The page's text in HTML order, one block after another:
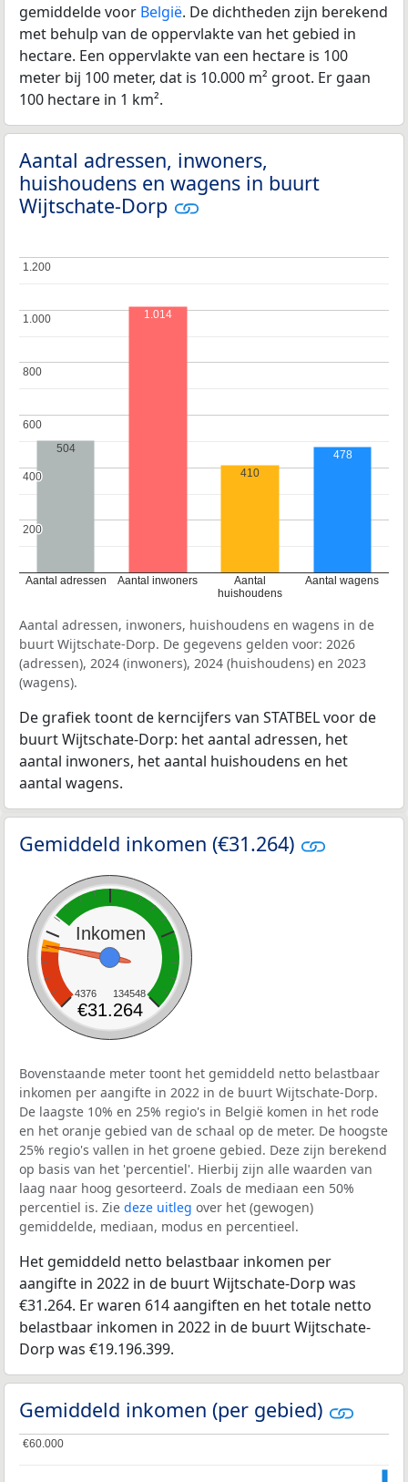
gemiddelde voor België. De dichtheden zijn berekend
met behulp van de oppervlakte van het gebied in
hectare. Een oppervlakte van een hectare is 100
meter bij 100 meter, dat is 10.000 m² groot. Er gaan
100 hectare in 1 km².
Aantal adressen, inwoners,
huishoudens en wagens in buurt
Wijtschate-Dorp
Aantal adressen Aantal inwoners
Aantal
huishoudens
Aantal wagens
200
200
400
400
600
600
800
800
1.000
1.000
1.200
1.200
504
1.014
410
478
Aantal adressen, inwoners, huishoudens en wagens in de
buurt Wijtschate-Dorp. De gegevens gelden voor: 2026
(adressen), 2024 (inwoners), 2024 (huishoudens) en 2023
(wagens).
De grafiek toont de kerncijfers van STATBEL voor de
buurt Wijtschate-Dorp: het aantal adressen, het
aantal inwoners, het aantal huishoudens en het
aantal wagens.
Gemiddeld inkomen (€31.264)
Inkomen
4376 134548
€31.264
Bovenstaande meter toont het gemiddeld netto belastbaar
inkomen per aangifte in 2022 in de buurt Wijtschate-Dorp.
De laagste 10% en 25% regio's in België komen in het rode
en het oranje gebied van de schaal op de meter. De hoogste
25% regio's vallen in het groene gebied. Deze zijn berekend
op basis van het 'percentiel'. Hierbij zijn alle waarden van
laag naar hoog gesorteerd. Zoals de mediaan een 50%
percentiel is. Zie deze uitleg over het (gewogen)
gemiddelde, mediaan, modus en percentieel.
Het gemiddeld netto belastbaar inkomen per
aangifte in 2022 in de buurt Wijtschate-Dorp was
€31.264. Er waren 614 aangiften en het totale netto
belastbaar inkomen in 2022 in de buurt Wijtschate-
Dorp was €19.196.399.
Gemiddeld inkomen (per gebied)
€60.000
€60.000